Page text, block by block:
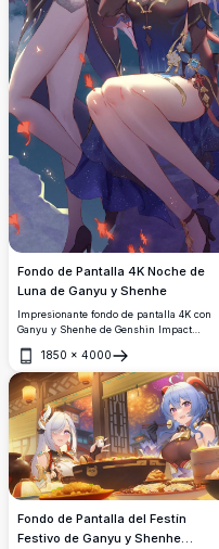
Fondo de Pantalla 4K Noche de
Luna de Ganyu y Shenhe
Impresionante fondo de pantalla 4K con
Ganyu y Shenhe de Genshin Impact
china, posando bajo una resplandeciente
luna llena rodeada de vívidas hojas de
otoño en una obra de arte de alta
resolución impresionante.
1850 × 4000
Abrir
Fondo de Pantalla del Festín
Festivo de Ganyu y Shenhe